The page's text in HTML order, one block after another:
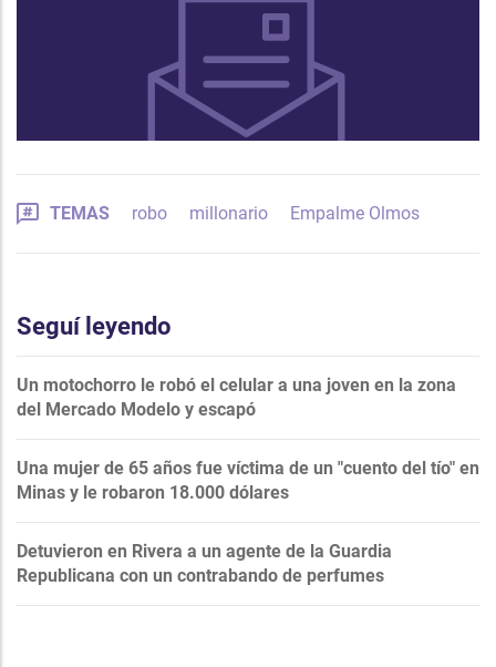
TEMAS robo millonario Empalme Olmos
Seguí leyendo
Un motochorro le robó el celular a una joven en la zona
del Mercado Modelo y escapó
Una mujer de 65 años fue víctima de un "cuento del tío" en
Minas y le robaron 18.000 dólares
Detuvieron en Rivera a un agente de la Guardia
Republicana con un contrabando de perfumes